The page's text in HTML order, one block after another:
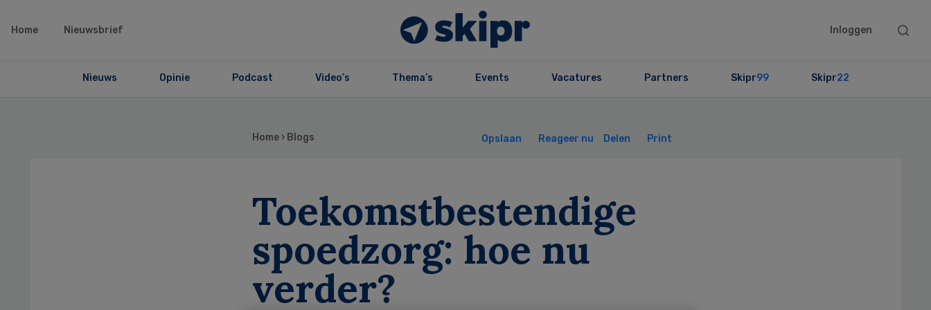
Home Nieuwsbrief Inloggen
Search
Nieuws Opinie Podcast Video’s Thema’s Events Vacatures Partners Skipr99 Skipr22
Home › Blogs Opslaan Reageer nu Delen Print
Toekomstbestendige
spoedzorg: hoe nu
verder?